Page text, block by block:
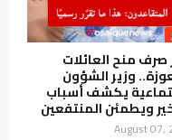
صرف منح العائلات
وزير الشؤون
يكشف أسباب
ويطمئن المنتفعين
August 07,